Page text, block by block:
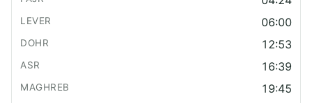
06:00
12:53
16:39
19:45